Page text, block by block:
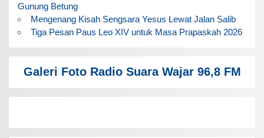
Gunung Betung
Mengenang Kisah Sengsara Yesus Lewat Jalan Salib
Tiga Pesan Paus Leo XIV untuk Masa Prapaskah 2026
Galeri Foto Radio Suara Wajar 96,8 FM